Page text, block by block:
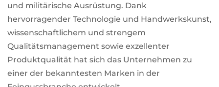
und militärische Ausrüstung. Dank
hervorragender Technologie und Handwerkskunst,
wissenschaftlichem und strengem
Qualitätsmanagement sowie exzellenter
Produktqualität hat sich das Unternehmen zu
einer der bekanntesten Marken in der